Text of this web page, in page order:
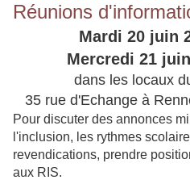
Réunions
Mardi 20 juin
Mercredi 21
dans les locaux
35 rue d'Echange à
Pour discuter des annonces
l'inclusion, les rythmes
revendications, prendre
aux RIS.